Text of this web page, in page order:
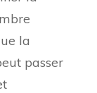
la
passer